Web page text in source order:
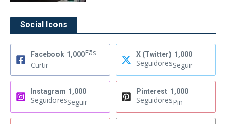
Social Icons
Facebook 1,000Fãs
Curtir
X (Twitter) 1,000
SeguidoresSeguir
Instagram 1,000
SeguidoresSeguir
Pinterest 1,000
SeguidoresPin